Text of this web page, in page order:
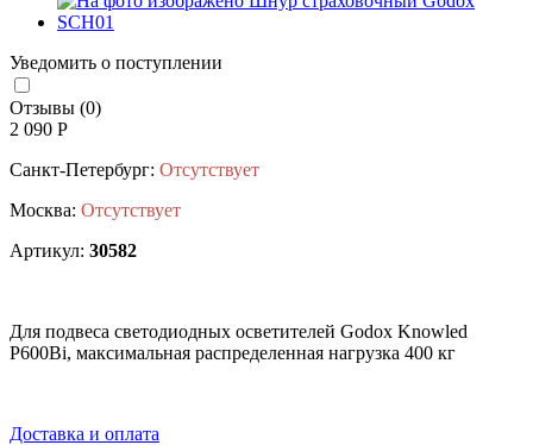
Уведомить о поступлении
Отзывы (0)
2 090 Р
Санкт-Петербург: Отсутствует
Москва: Отсутствует
Артикул: 30582
Для подвеса светодиодных осветителей Godox Knowled
P600Bi, максимальная распределенная нагрузка 400 кг
Доставка и оплата